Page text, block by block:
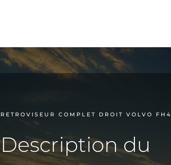
RETROVISEUR COMPLET DROIT VOLVO FH4
Description du